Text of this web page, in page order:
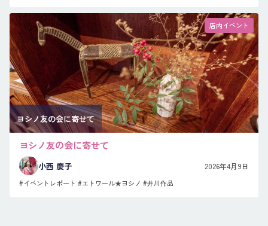
店内イベント
ヨシノ友の会に寄せて
ヨシノ友の会に寄せて
小西 慶子 2026年4月9日
#イベントレポート #エトワール★ヨシノ #井川作品